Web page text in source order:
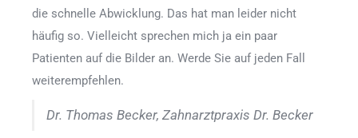
die schnelle Abwicklung. Das hat man leider nicht
häufig so. Vielleicht sprechen mich ja ein paar
Patienten auf die Bilder an. Werde Sie auf jeden Fall
weiterempfehlen.
Dr. Thomas Becker, Zahnarztpraxis Dr. Becker